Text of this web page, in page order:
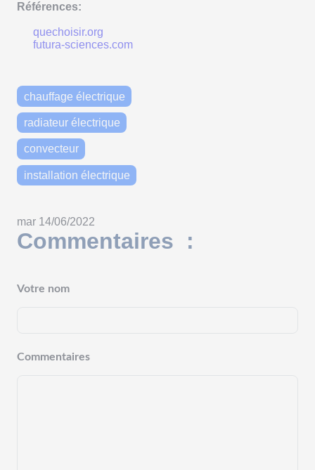
Références:
quechoisir.org
futura-sciences.com
chauffage électrique
radiateur électrique
convecteur
installation électrique
mar 14/06/2022
Commentaires :
Votre nom
Commentaires